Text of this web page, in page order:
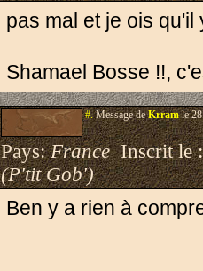
pas mal et je ois
Shamael Bosse !!,
#.Message deKrramle
Pays:FranceInscrit le
(P'tit Gob')
Ben y a rien à